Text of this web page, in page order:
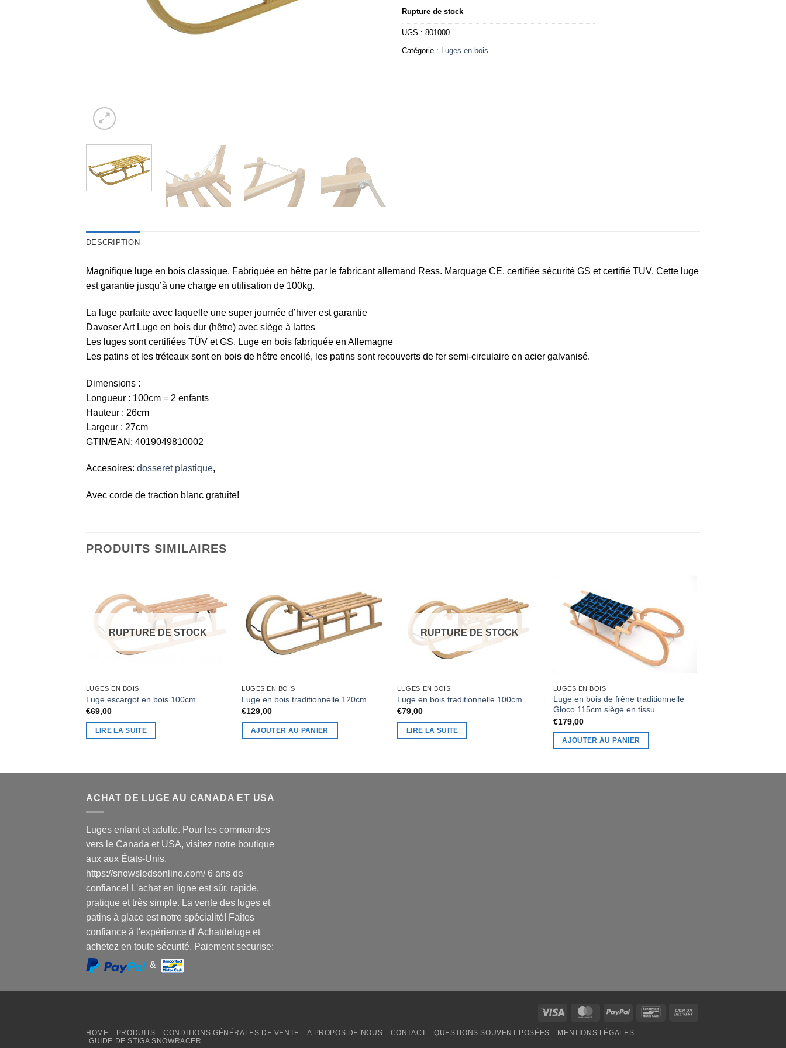
Rupture de stock
UGS : 801000
Catégorie : Luges en bois
DESCRIPTION
Magnifique luge en bois classique. Fabriquée en hêtre par le fabricant allemand Ress. Marquage CE, certifiée sécurité GS et certifié TUV. Cette luge
est garantie jusqu’à une charge en utilisation de 100kg.
La luge parfaite avec laquelle une super journée d’hiver est garantie
Davoser Art Luge en bois dur (hêtre) avec siège à lattes
Les luges sont certifiées TÜV et GS. Luge en bois fabriquée en Allemagne
Les patins et les tréteaux sont en bois de hêtre encollé, les patins sont recouverts de fer semi-circulaire en acier galvanisé.
Dimensions :
Longueur : 100cm = 2 enfants
Hauteur : 26cm
Largeur : 27cm
GTIN/EAN: 4019049810002
Accesoires: dosseret plastique,
Avec corde de traction blanc gratuite!
PRODUITS SIMILAIRES
RUPTURE DE STOCK
LUGES EN BOIS
Luge escargot en bois 100cm
€69,00
LIRE LA SUITE
LUGES EN BOIS
Luge en bois traditionnelle 120cm
€129,00
AJOUTER AU PANIER
RUPTURE DE STOCK
LUGES EN BOIS
Luge en bois traditionnelle 100cm
€79,00
LIRE LA SUITE
LUGES EN BOIS
Luge en bois de frêne traditionnelle
Gloco 115cm siège en tissu
€179,00
AJOUTER AU PANIER
ACHAT DE LUGE AU CANADA ET USA
Luges enfant et adulte. Pour les commandes
vers le Canada et USA, visitez notre boutique
aux aux États-Unis.
https://snowsledsonline.com/ 6 ans de
confiance! L'achat en ligne est sûr, rapide,
pratique et très simple. La vente des luges et
patins à glace est notre spécialité! Faites
confiance à l'expérience d' Achatdeluge et
achetez en toute sécurité. Paiement securise:
&
Visa MasterCardPayPal Bancontact
HOME PRODUITS CONDITIONS GÉNÉRALES DE VENTE A PROPOS DE NOUS CONTACT QUESTIONS SOUVENT POSÉES
MENTIONS LÉGALES
GUIDE DE STIGA SNOWRACER